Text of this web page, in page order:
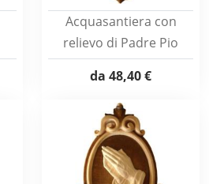
Acquasantiera con
relievo di Padre Pio
da 48,40 €